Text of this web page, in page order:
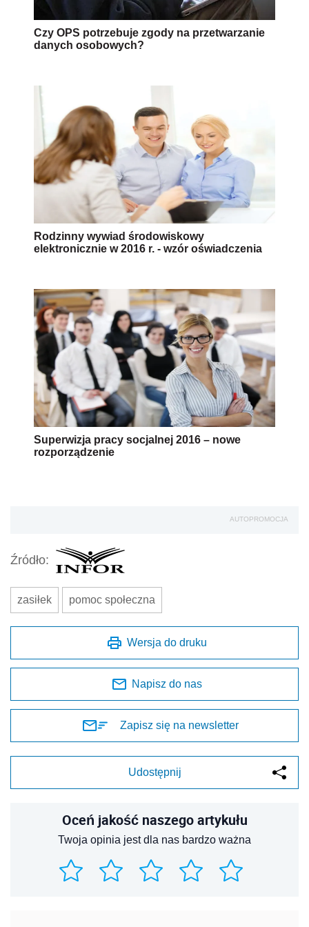
Czy OPS potrzebuje zgody na przetwarzanie
danych osobowych?
Rodzinny wywiad środowiskowy
elektronicznie w 2016 r. - wzór oświadczenia
Superwizja pracy socjalnej 2016 – nowe
rozporządzenie
AUTOPROMOCJA
Źródło:
zasiłek pomoc społeczna
Wersja do druku
Napisz do nas
Zapisz się na newsletter
Udostępnij
Oceń jakość naszego artykułu
Twoja opinia jest dla nas bardzo ważna